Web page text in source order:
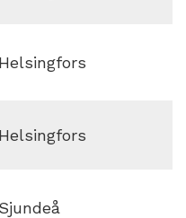
Helsingfors
Helsingfors
Sjundeå